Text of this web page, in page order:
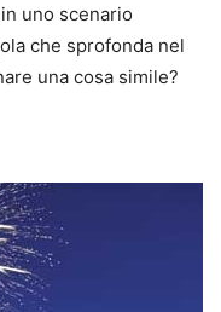
uno scenario
che sprofonda nel
una cosa simile?